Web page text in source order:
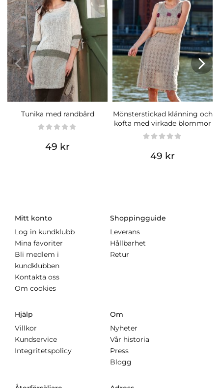
Tunika med randbård
49 kr
Mönsterstickad klänning och
kofta med virkade blommor
49 kr
Mitt konto
Log in kundklubb
Mina favoriter
Bli medlem i
kundklubben
Kontakta oss
Om cookies
Shoppingguide
Leverans
Hållbarhet
Retur
Hjälp
Villkor
Kundservice
Integritetspolicy
Om
Nyheter
Vår historia
Press
Blogg